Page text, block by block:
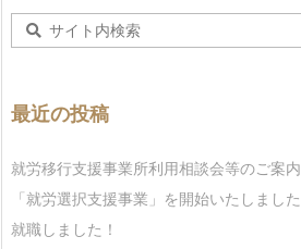
最近の投稿
就労移行支援事業所利用相談会等のご案内
「就労選択支援事業」を開始いたしました
就職しました！